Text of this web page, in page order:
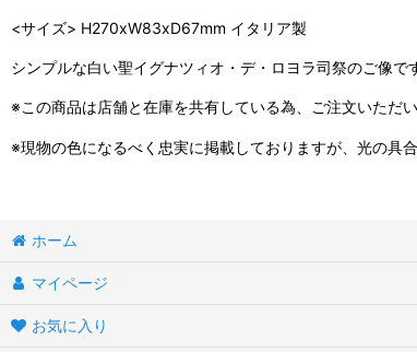
<サイズ> H270xW83xD67mm イタリア製
シンプルな白い聖イグナツィオ・デ・ロヨラ司祭のご像
※この商品は店舗と在庫を共有している為、ご注文いただ
※現物の色になるべく忠実に掲載しておりますが、光の具
ホーム
マイページ
お気に入り